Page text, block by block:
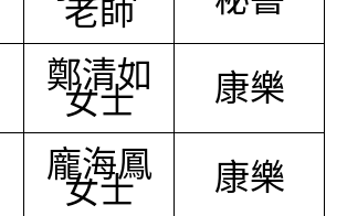
老師
鄭清如
女士 康樂
龐海鳳
女士 康樂